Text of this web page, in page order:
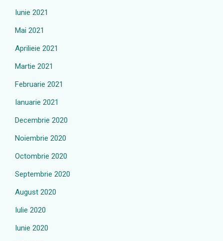
Iunie 2021
Mai 2021
Aprilieie 2021
Martie 2021
Februarie 2021
Ianuarie 2021
Decembrie 2020
Noiembrie 2020
Octombrie 2020
Septembrie 2020
August 2020
Iulie 2020
Iunie 2020